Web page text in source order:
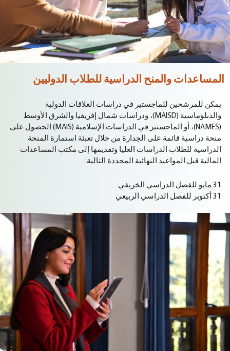
المساعدات والمنح الدراسية للطلاب الدوليين
يمكن للمرشحين للماجستير في دراسات العلاقات الدولية
والدبلوماسية (MAISD)، ودراسات شمال إفريقيا والشرق الأوسط
(NAMES)، أو الماجستير في الدراسات الإسلامية (MAIS) الحصول على
منحة دراسية قائمة على الجدارة من خلال تعبئة استمارة المنحة
الدراسية للطلاب الدراسات العليا وتقديمها إلى مكتب المساعدات
المالية قبل المواعيد النهائية المحددة التالية:
31 مايو للفصل الدراسي الخريفي
31 أكتوبر للفصل الدراسي الربيعي